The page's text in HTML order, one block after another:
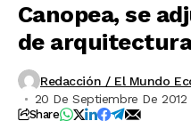
Canopea, se
de arquitectura
Redacción / El Mundo
20 De Septiembre De 2012
Share